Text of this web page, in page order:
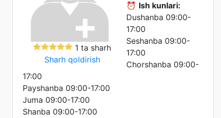
1 ta sharh
Sharh qoldirish
⏰ Ish kunlari:
Dushanba 09:00-
17:00
Seshanba 09:00-
17:00
Chorshanba 09:00-
17:00
Payshanba 09:00-17:00
Juma 09:00-17:00
Shanba 09:00-17:00